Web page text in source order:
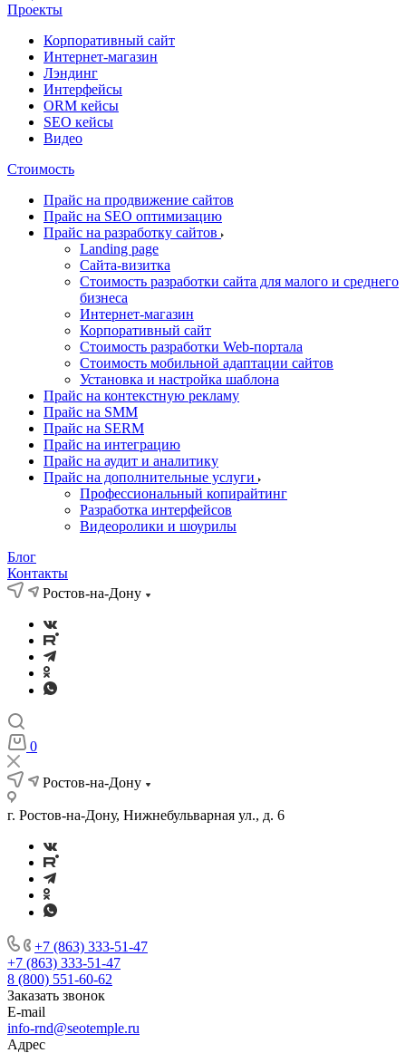
Проекты
Корпоративный сайт
Интернет-магазин
Лэндинг
Интерфейсы
ORM кейсы
SEO кейсы
Видео
Стоимость
Прайс на продвижение сайтов
Прайс на SEO оптимизацию
Прайс на разработку сайтов
Landing page
Cайта-визитка
Стоимость разработки сайта для малого и среднего
бизнеса
Интернет-магазин
Корпоративный сайт
Стоимость разработки Web-портала
Стоимость мобильной адаптации сайтов
Установка и настройка шаблона
Прайс на контекстную рекламу
Прайс на SMM
Прайс на SERM
Прайс на интеграцию
Прайс на аудит и аналитику
Прайс на дополнительные услуги
Профессиональный копирайтинг
Разработка интерфейсов
Видеоролики и шоурилы
Блог
Контакты
Ростов-на-Дону
0
Ростов-на-Дону
г. Ростов-на-Дону, Нижнебульварная ул., д. 6
+7 (863) 333-51-47
+7 (863) 333-51-47
8 (800) 551-60-62
Заказать звонок
E-mail
info-rnd@seotemple.ru
Адрес